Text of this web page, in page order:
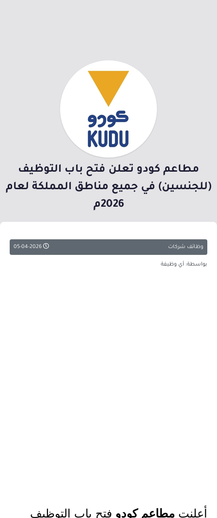
مطاعم كودو تعلن فتح باب التوظيف
(للجنسين) في جميع مناطق المملكة لعام
2026م
وظائف شركات
بواسطة: أي وظيفة
أعلنت مطاعم كودو فتح باب التوظيف